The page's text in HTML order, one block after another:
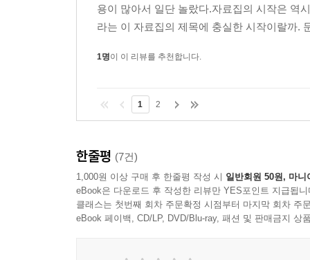
용이 많아서 일단 놀랐다.자료집의 시작은 역
라는 이 자료집의 제목에 충실한 시작이랄까.
1명이 이 리뷰를 추천합니다.
1 2
한줄평 (7건)
1,000원 이상 구매 후 한줄평 작성 시 일반회원 50원, 마니
eBook은 다운로드 후 작성한 리뷰만 YES포인트 지급됩니
클래스는 첫번째 회차 주문확정 시점부터 마지막 회차 주
eBook 페이백, CD/LP, DVD/Blu-ray, 패션 및 판매금지 상